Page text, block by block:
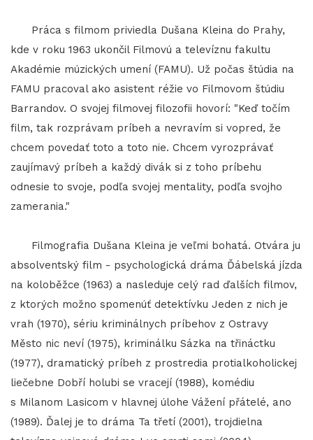
Práca s filmom priviedla Dušana Kleina do Prahy,
kde v roku 1963 ukončil Filmovú a televíznu fakultu
Akadémie múzických umení (FAMU). Už počas štúdia na
FAMU pracoval ako asistent réžie vo Filmovom štúdiu
Barrandov. O svojej filmovej filozofii hovorí: "Keď točím
film, tak rozprávam príbeh a nevravím si vopred, že
chcem povedať toto a toto nie. Chcem vyrozprávať
zaujímavý príbeh a každý divák si z toho príbehu
odnesie to svoje, podľa svojej mentality, podľa svojho
zamerania."
Filmografia Dušana Kleina je veľmi bohatá. Otvára ju
absolventský film - psychologická dráma Ďábelská jízda
na koloběžce (1963) a nasleduje celý rad ďalších filmov,
z ktorých možno spomenúť detektívku Jeden z nich je
vrah (1970), sériu kriminálnych príbehov z Ostravy
Město nic neví (1975), kriminálku Sázka na třináctku
(1977), dramatický príbeh z prostredia protialkoholickej
liečebne Dobří holubi se vracejí (1988), komédiu
s Milanom Lasicom v hlavnej úlohe Vážení přátelé, ano
(1989). Ďalej je to dráma Ta třetí (2001), trojdielna